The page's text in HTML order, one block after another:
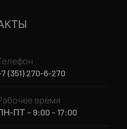
(351) 270-6-270
время
ПТ – 9:00 - 17:00